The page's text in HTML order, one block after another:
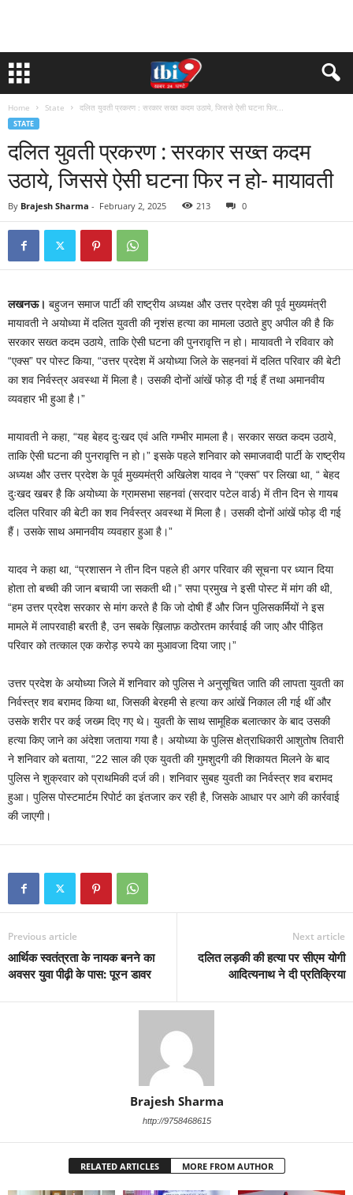
Home State दलित युवती प्रकरण : सरकार सख्त कदम उठाये, जिससे ऐसी घटना फिर...
STATE
दलित युवती प्रकरण : सरकार सख्त कदम
उठाये, जिससे ऐसी घटना फिर न हो- मायावती
By Brajesh Sharma - February 2, 2025 213 0
लखनऊ। बहुजन समाज पार्टी की राष्ट्रीय अध्यक्ष और उत्तर प्रदेश की पूर्व मुख्यमंत्री
मायावती ने अयोध्या में दलित युवती की नृशंस हत्या का मामला उठाते हुए अपील की है कि
सरकार सख्त कदम उठाये, ताकि ऐसी घटना की पुनरावृत्ति न हो। मायावती ने रविवार को
“एक्स” पर पोस्ट किया, “उत्तर प्रदेश में अयोध्या जिले के सहनवां में दलित परिवार की बेटी
का शव निर्वस्त्र अवस्था में मिला है। उसकी दोनों आंखें फोड़ दी गई हैं तथा अमानवीय
व्यवहार भी हुआ है।”
मायावती ने कहा, “यह बेहद दुःखद एवं अति गम्भीर मामला है। सरकार सख्त कदम उठाये,
ताकि ऐसी घटना की पुनरावृत्ति न हो।” इसके पहले शनिवार को समाजवादी पार्टी के राष्ट्रीय
अध्यक्ष और उत्तर प्रदेश के पूर्व मुख्यमंत्री अखिलेश यादव ने “एक्स” पर लिखा था, “ बेहद
दुःखद खबर है कि अयोध्या के ग्रामसभा सहनवां (सरदार पटेल वार्ड) में तीन दिन से गायब
दलित परिवार की बेटी का शव निर्वस्त्र अवस्था में मिला है। उसकी दोनों आंखें फोड़ दी गई
हैं। उसके साथ अमानवीय व्यवहार हुआ है।”
यादव ने कहा था, “प्रशासन ने तीन दिन पहले ही अगर परिवार की सूचना पर ध्यान दिया
होता तो बच्ची की जान बचायी जा सकती थी।” सपा प्रमुख ने इसी पोस्ट में मांग की थी,
“हम उत्तर प्रदेश सरकार से मांग करते है कि जो दोषी हैं और जिन पुलिसकर्मियों ने इस
मामले में लापरवाही बरती है, उन सबके ख़िलाफ़ कठोरतम कार्रवाई की जाए और पीड़ित
परिवार को तत्काल एक करोड़ रुपये का मुआवजा दिया जाए।”
उत्तर प्रदेश के अयोध्‍या जिले में शनिवार को पुलिस ने अनुसूचित जाति की लापता युवती का
निर्वस्‍त्र शव बरामद किया था, जिसकी बेरहमी से हत्या कर आंखें निकाल ली गई थीं और
उसके शरीर पर कई जख्म दिए गए थे। युवती के साथ सामूहिक बलात्‍कार के बाद उसकी
हत्या किए जाने का अंदेशा जताया गया है। अयोध्या के पुलिस क्षेत्राधिकारी आशुतोष तिवारी
ने शनिवार को बताया, “22 साल की एक युवती की गुमशुदगी की शिकायत मिलने के बाद
पुलिस ने शुक्रवार को प्राथमिकी दर्ज की। शनिवार सुबह युवती का निर्वस्त्र शव बरामद
हुआ। पुलिस पोस्टमार्टम रिपोर्ट का इंतजार कर रही है, जिसके आधार पर आगे की कार्रवाई
की जाएगी।
Previous article
आर्थिक स्वतंत्रता के नायक बनने का
अवसर युवा पीढ़ी के पास: पूरन डावर
Next article
दलित लड़की की हत्या पर सीएम योगी
आदित्यनाथ ने दी प्रतिक्रिया
Brajesh Sharma
http://9758468615
RELATED ARTICLES MORE FROM AUTHOR